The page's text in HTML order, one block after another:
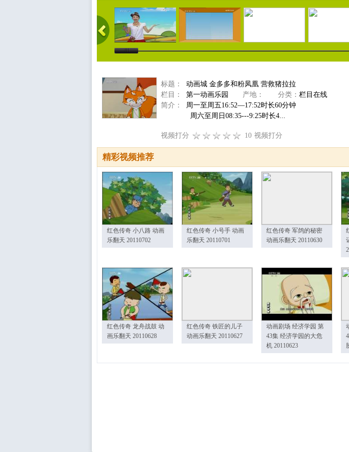
标题：
动画城 金多多和粉凤凰 营救猪拉拉
栏目：
第一动画乐园 产地： 分类： 栏目在线
简介：
周一至周五16:52—17:52时长60分钟
周六至周日08:35---9:25时长4...
视频打分
10 视频打分
精彩视频推荐
红色传奇 小八路 动画
乐翻天 20110702
红色传奇 小号手 动画
乐翻天 20110701
红色传奇 军鸽的秘密
动画乐翻天 20110630
红色传奇 龙舟战鼓 动
画乐翻天 20110628
红色传奇 铁匠的儿子
动画乐翻天 20110627
动画剧场 经济学园 第
43集 经济学园的大危
机 20110623